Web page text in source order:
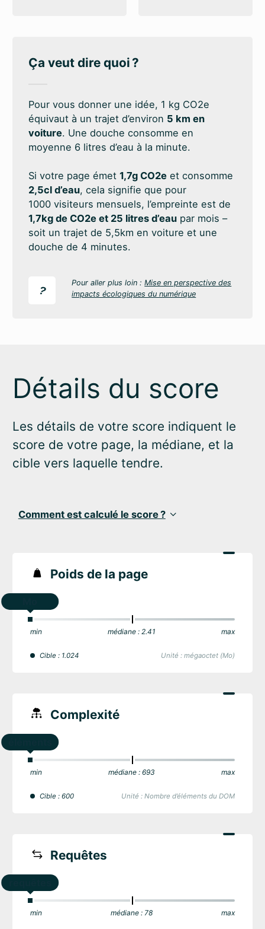
Ça veut dire quoi ?
Pour vous donner une idée, 1 kg CO2e
équivaut à un trajet d’environ 5 km en
voiture. Une douche consomme en
moyenne 6 litres d’eau à la minute.
Si votre page émet 1,7g CO2eet consomme
2,5cl d’eau, cela signifie que pour
1000 visiteurs mensuels, l’empreinte est de
1,7kg de CO2e et 25 litres d’eaupar mois –
soit un trajet de 5,5km en voiture et une
douche de 4 minutes.
?
Pour aller plus loin :Mise en perspective des
impacts écologiques du numérique
Détails du score
Les détails de votre score indiquent le
score de votre page, la médiane, et la
cible vers laquelle tendre.
Comment est calculé le score ?
Poids de la page
min médiane : 2.41 max
Cible : 1.024 Unité : mégaoctet (Mo)
Complexité
min médiane : 693 max
Cible : 600 Unité : Nombre d’éléments du DOM
Requêtes
min médiane : 78 max